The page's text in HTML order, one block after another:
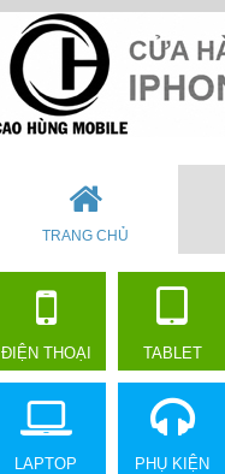
TRANG CHỦ
ĐIỆN THOẠI TABLET
LAPTOP PHỤ KIỆN